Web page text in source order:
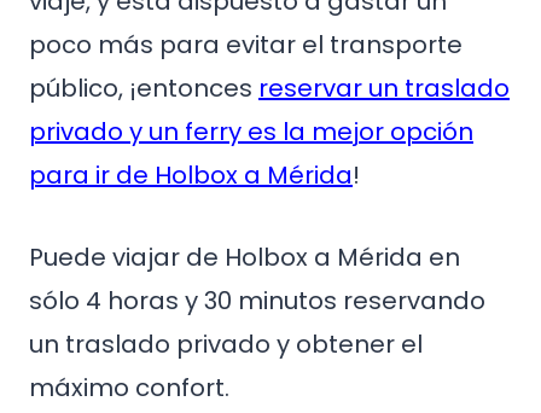
poco más para evitar el transporte
público, ¡entonces reservar un traslado
privado y un ferry es la mejor opción
para ir de Holbox a Mérida!
Puede viajar de Holbox a Mérida en
sólo 4 horas y 30 minutos reservando
un traslado privado y obtener el
máximo confort.